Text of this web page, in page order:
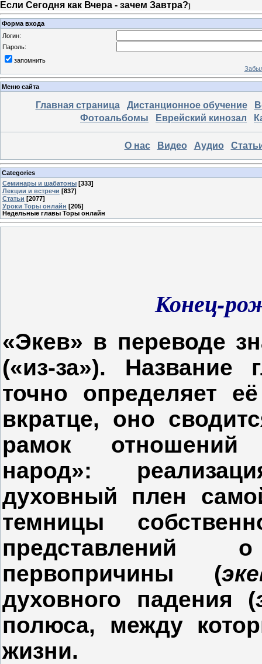
Если Сегодня как Вчера - зачем Завтра?]
Форма входа
Логин:
Пароль:
запомнить
Меню сайта
Главная страница Дистанционное обучение
Фотоальбомы
Еврейский кинозал
О нас Видео Аудио
Categories
Семинары и шабатоны [333]
Лекции и встречи [837]
Статьи [2077]
Уроки Торы онлайн [205]
Недельные главы Торы онлайн
Конец-
«Экев» в переводе
(«из-за»). Название
точно определяет
вкратце, оно
рамок отношений
народ»:
духовный плен
темницы
первопричины (
духовного падения (
полюса, между
жизни.